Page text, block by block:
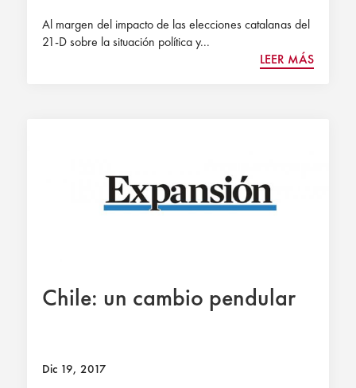
Al margen del impacto de las elecciones catalanas del
21-D sobre la situación política y...
LEER MÁS
Chile: un cambio pendular
Dic 19, 2017